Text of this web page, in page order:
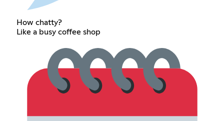
How chatty?
Like a busy coffee shop